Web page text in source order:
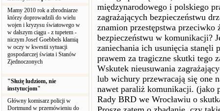
Mamy 2010 rok a zbrodniarze
którzy doprowadzili do wielu
wojen i kryzysu światowego w
w dalszym ciągu - z tupetem -
niczym Josef Goebbels kłamią
w oczy w kwestii sytuacji
gospodarczej świata i Stanów
Zjednoczonych
"Służę ludziom, nie
instytucjom"
Główny komisarz policji w
Dortmund w przemówieniu do
międzynarodowego i polskiego
zagrażających bezpieczeństwu
znamion przestępstwa
bezpieczeństwu w komunikacji?
zaniechania ich usunięcia stanęli
prawem za tragiczne skutki tego
Wskutek nieusuwania
lub wichury przewracają się one
nawet paraliż komunikacji. (jako
Rady BRD we Wrocławiu o